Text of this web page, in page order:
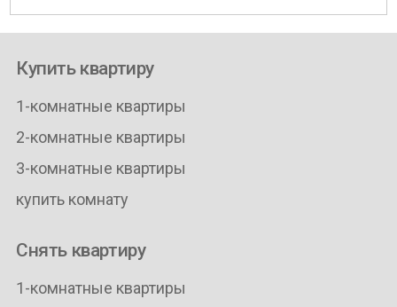
Купить квартиру
1-комнатные квартиры
2-комнатные квартиры
3-комнатные квартиры
купить комнату
Снять квартиру
1-комнатные квартиры